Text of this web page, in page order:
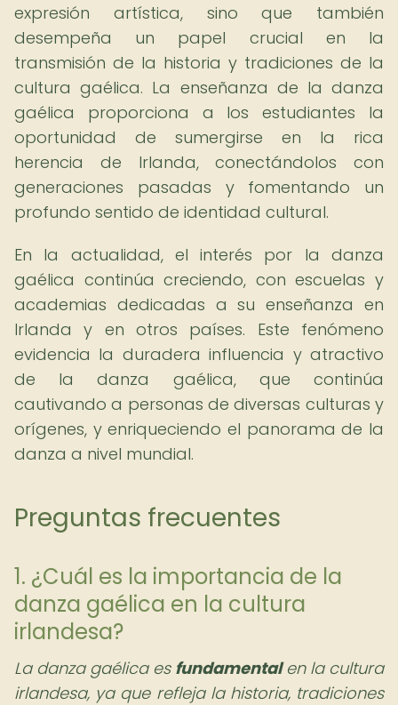
expresión artística, sino que también
desempeña un papel crucial en la
transmisión de la historia y tradiciones de la
cultura gaélica. La enseñanza de la danza
gaélica proporciona a los estudiantes la
oportunidad de sumergirse en la rica
herencia de Irlanda, conectándolos con
generaciones pasadas y fomentando un
profundo sentido de identidad cultural.
En la actualidad, el interés por la danza
gaélica continúa creciendo, con escuelas y
academias dedicadas a su enseñanza en
Irlanda y en otros países. Este fenómeno
evidencia la duradera influencia y atractivo
de la danza gaélica, que continúa
cautivando a personas de diversas culturas y
orígenes, y enriqueciendo el panorama de la
danza a nivel mundial.
Preguntas frecuentes
1. ¿Cuál es la importancia de la
danza gaélica en la cultura
irlandesa?
La danza gaélica es fundamentalen la cultura
irlandesa, ya que refleja la historia, tradiciones